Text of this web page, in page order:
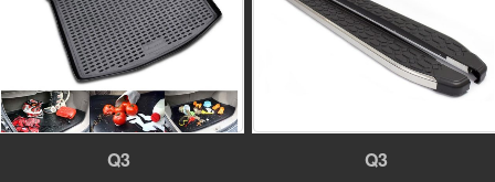
Q3 Q3